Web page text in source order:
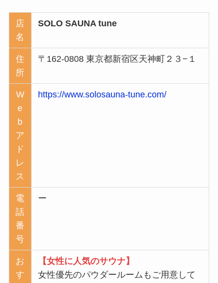
店
名
SOLO SAUNA tune
住
所
〒162-0808 東京都新宿区天神町２３−１
W
e
b
ア
ド
レ
ス
https://www.solosauna-tune.com/
電
話
番
号
ー
お
す
【女性に人気のサウナ】
女性優先のパウダールームもご用意して